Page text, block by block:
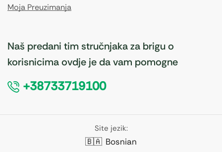
Moja Preuzimanja
Naš predani tim stručnjaka za brigu o
korisnicima ovdje je da vam pomogne
+38733719100
Site jezik:
🇧🇦 Bosnian